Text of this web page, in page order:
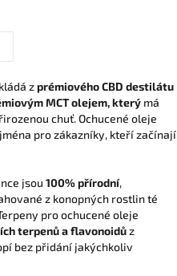
zprémiového CBD destilátu
MCT olejem,který má
chuť. Ochucené oleje
pro zákazníky, kteří začínají
jsou 100% přírodní,
z konopných rostlin té
pro ochucené oleje
terpenů a flavonoidůz
bez přidání jakýchkoliv